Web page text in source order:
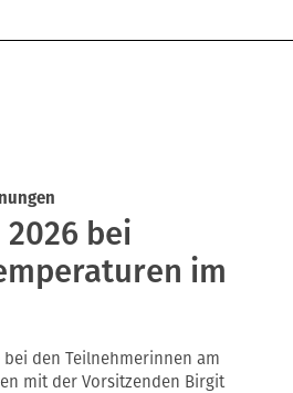
2026 bei
im
den Teilnehmerinnen am
mit der Vorsitzenden Birgit